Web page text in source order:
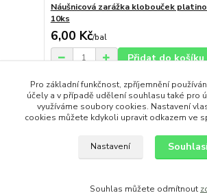
Náušnicová zarážka klobouček
10ks
6,00 Kč/bal
Přidat do košíku
strana z 1
Pro základní funkčnost, zpříjemnění
účely a v případě udělení souhlasu také pro
využíváme soubory cookies. Nastavení
cookies můžete kdykoli upravit odkazem ve
Nastavení
Souhlas můžete odmítnout